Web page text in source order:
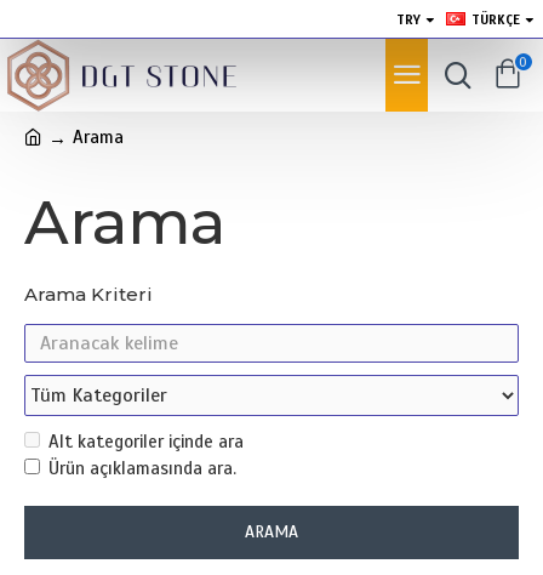
TRY TÜRKÇE
0
Arama
Arama
Arama Kriteri
Alt kategoriler içinde ara
Ürün açıklamasında ara.
ARAMA